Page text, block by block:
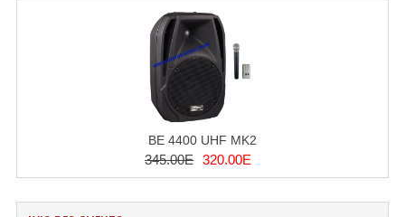
BE 4400 UHF MK2
345.00E 320.00E